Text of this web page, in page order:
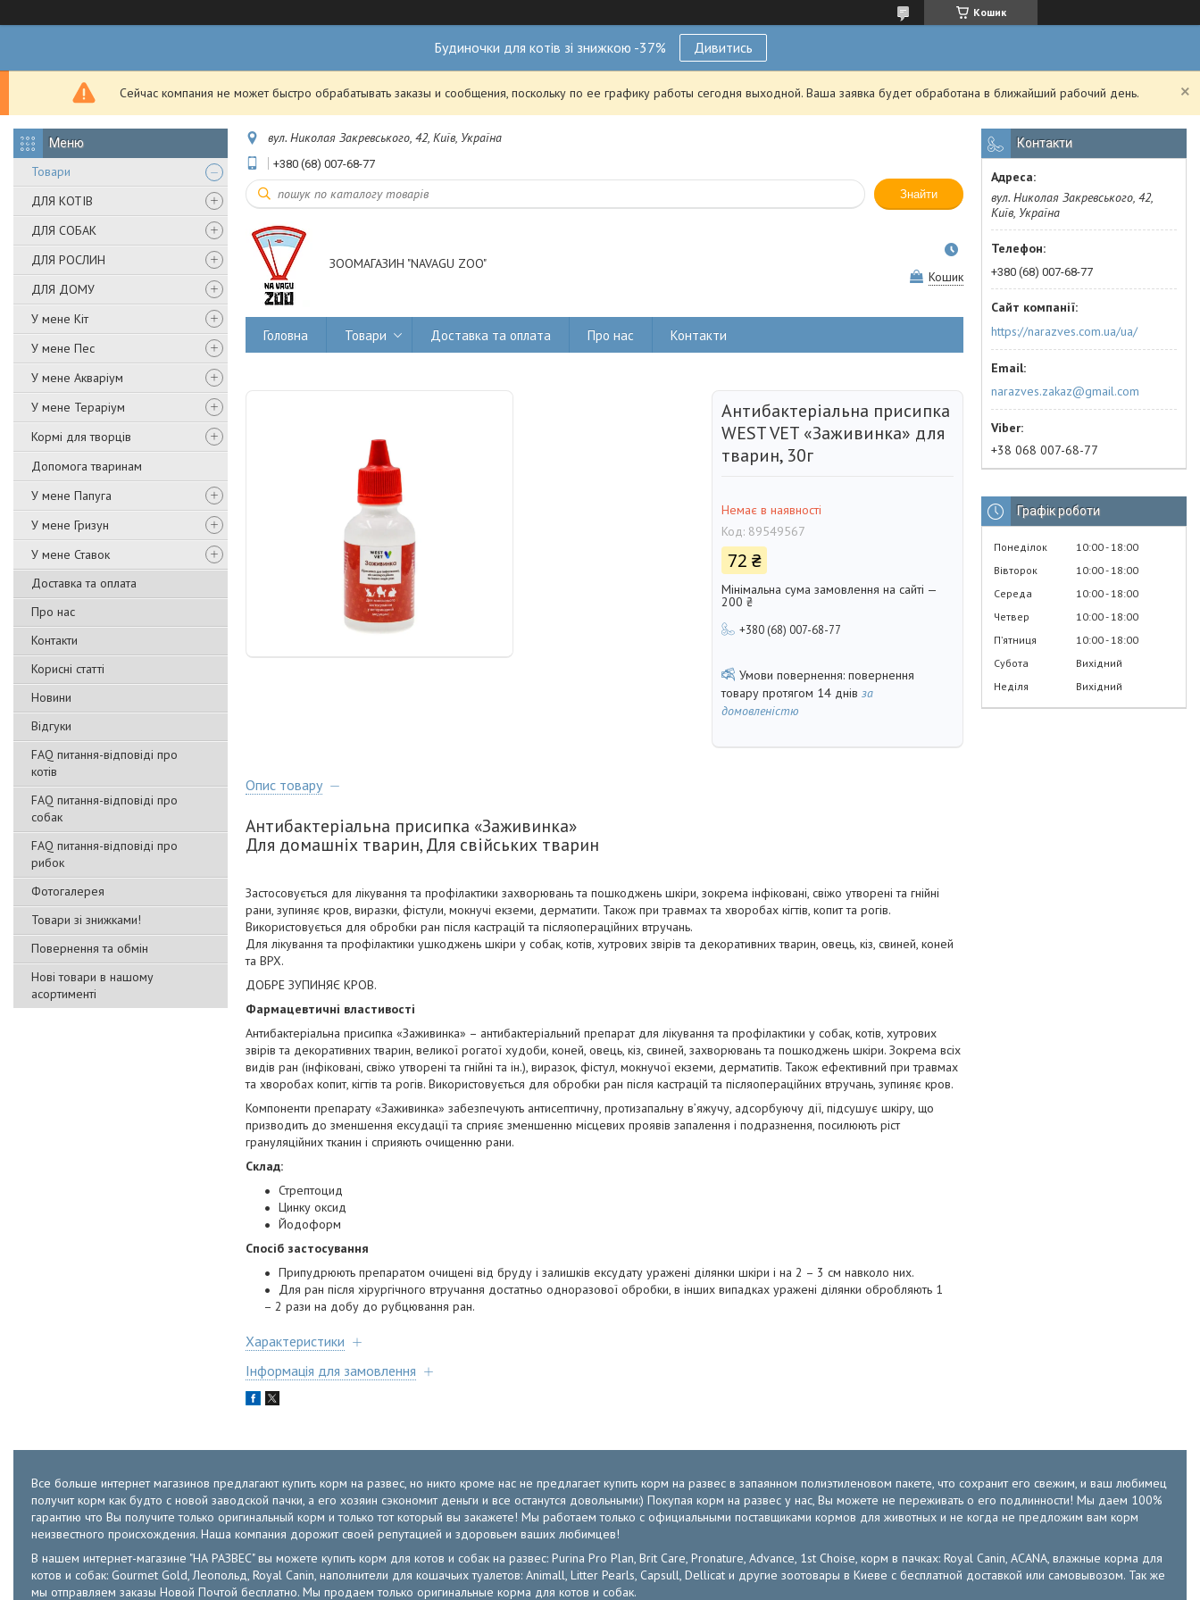
Кошик
Будиночки для котів зі знижкою -37% Дивитись
Сейчас компания не может быстро обрабатывать заказы и сообщения, поскольку по ее графику работы сегодня выходной. Ваша заявка будет обработана в ближайший рабочий день.
Товари
ДЛЯ КОТІВ
ДЛЯ СОБАК
ДЛЯ РОСЛИН
ДЛЯ ДОМУ
У мене Кіт
У мене Пес
У мене Акваріум
У мене Тераріум
Кормі для творців
Допомога тваринам
У мене Папуга
У мене Гризун
У мене Ставок
Доставка та оплата
Про нас
Контакти
Корисні статті
Новини
Відгуки
FAQ питання-відповіді про
котів
FAQ питання-відповіді про
собак
FAQ питання-відповіді про
рибок
Фотогалерея
Товари зі знижками!
Повернення та обмін
Нові товари в нашому
асортименті
вул. Николая Закревського, 42, Київ, Україна
+380 (68) 007-68-77
Знайти
ЗООМАГАЗИН "NAVAGU ZOO"
Кошик
Головна Товари Доставка та оплата Про нас Контакти
Антибактеріальна присипка
WEST VET «Заживинка» для
тварин, 30г
Немає в наявності
Код: 89549567
72 ₴
Мінімальна сума замовлення на сайті —
200 ₴
+380 (68) 007-68-77
повернення
товару протягом 14 днів за
домовленістю
Опис товару
Антибактеріальна присипка «Заживинка»
Для домашніх тварин, Для свійських тварин
Застосовується для лікування та профілактики захворювань та пошкоджень шкіри, зокрема інфіковані, свіжо утворені та гнійні
рани, зупиняє кров, виразки, фістули, мокнучі екземи, дерматити. Також при травмах та хворобах кігтів, копит та рогів.
Використовується для обробки ран після кастрацій та післяопераційних втручань.
Для лікування та профілактики ушкоджень шкіри у собак, котів, хутрових звірів та декоративних тварин, овець, кіз, свиней, коней
та ВРХ.
ДОБРЕ ЗУПИНЯЄ КРОВ.
Фармацевтичні властивості
Антибактеріальна присипка «Заживинка» – антибактеріальний препарат для лікування та профілактики у собак, котів, хутрових
звірів та декоративних тварин, великої рогатої худоби, коней, овець, кіз, свиней, захворювань та пошкоджень шкіри. Зокрема всіх
видів ран (інфіковані, свіжо утворені та гнійні та ін.), виразок, фістул, мокнучої екземи, дерматитів. Також ефективний при травмах
та хворобах копит, кігтів та рогів. Використовується для обробки ран після кастрацій та післяопераційних втручань, зупиняє кров.
Компоненти препарату «Заживинка» забезпечують антисептичну, протизапальну в’яжучу, адсорбуючу дії, підсушує шкіру, що
призводить до зменшення ексудації та сприяє зменшенню місцевих проявів запалення і подразнення, посилюють ріст
грануляційних тканин і сприяють очищенню рани.
Склад:
Стрептоцид
Цинку оксид
Йодоформ
Спосіб застосування
Припудрюють препаратом очищені від бруду і залишків ексудату уражені ділянки шкіри і на 2 – 3 см навколо них.
Для ран після хірургічного втручання достатньо одноразової обробки, в інших випадках уражені ділянки обробляють 1
– 2 рази на добу до рубцювання ран.
Характеристики
Інформація для замовлення
Контакти
вул. Николая Закревського, 42,
Київ, Україна
+380 (68) 007-68-77
https://narazves.com.ua/ua/
narazves.zakaz@gmail.com
+38 068 007-68-77
Графік роботи
Понеділок 10:00 18:00
Вівторок
10:00 18:00
Середа
10:00 18:00
Четвер
10:00 18:00
Пʼятниця
10:00 18:00
Субота
Вихідний
Неділя
Вихідний
Все больше интернет магазинов предлагают купить корм на развес, но никто кроме нас не предлагает купить корм на развес в запаянном полиэтиленовом пакете, что сохранит его свежим, и ваш любимец
получит корм как будто с новой заводской пачки, а его хозяин сэкономит деньги и все останутся довольными:) Покупая корм на развес у нас, Вы можете не переживать о его подлинности! Мы даем 100%
гарантию что Вы получите только оригинальный корм и только тот который вы закажете! Мы работаем только с официальными поставщиками кормов для животных и не когда не предложим вам корм
неизвестного происхождения. Наша компания дорожит своей репутацией и здоровьем ваших любимцев!
В нашем интернет-магазине "НА РАЗВЕС" вы можете купить корм для котов и собак на развес: Purina Pro Plan, Brit Care, Pronature, Advance, 1st Choise, корм в пачках: Royal Canin, ACANA, влажные корма для
котов и собак: Gourmet Gold, Леопольд, Royal Canin, наполнители для кошачьих туалетов: Animall, Litter Pearls, Capsull, Dellicat и другие зоотовары в Киеве с бесплатной доставкой или самовывозом. Так же
мы отправляем заказы Новой Почтой бесплатно. Мы продаем только оригинальные корма для котов и собак.